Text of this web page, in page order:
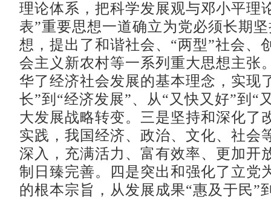
理论体系，把科学发展观与邓小平理
表”重要思想一道确立为党必须长期
想，提出了和谐社会、“两型”社会、
会主义新农村等一系列重大思想主张
华了经济社会发展的基本理念，实现
长”到“经济发展”、从“又快又好”到“
大发展战略转变。三是坚持和深化了
实践，我国经济、政治、文化、社会
深入，充满活力、富有效率、更加开
制日臻完善。四是突出和强化了立党
的根本宗旨，从发展成果“惠及于民”